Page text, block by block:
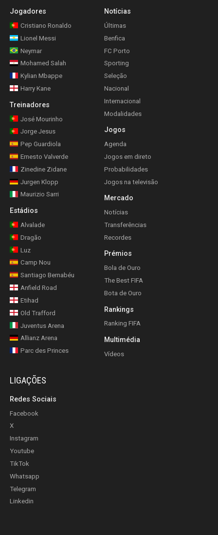
Jogadores
Cristiano Ronaldo
Lionel Messi
Neymar
Mohamed Salah
Kylian Mbappe
Harry Kane
Treinadores
José Mourinho
Jorge Jesus
Pep Guardiola
Ernesto Valverde
Zinedine Zidane
Jurgen Klopp
Maurizio Sarri
Estádios
Alvalade
Dragão
Luz
Camp Nou
Santiago Bernabéu
Anfield Road
Etihad
Old Trafford
Juventus Arena
Allianz Arena
Parc des Princes
Notícias
Últimas
Benfica
FC Porto
Sporting
Seleção
Nacional
Internacional
Modalidades
Jogos
Agenda
Jogos em direto
Probabilidades
Jogos na televisão
Mercado
Notícias
Transferências
Recordes
Prémios
Bola de Ouro
The Best FIFA
Bota de Ouro
Rankings
Ranking FIFA
Multimédia
Vídeos
LIGAÇÕES
Redes Sociais
Facebook
X
Instagram
Youtube
TikTok
Whatsapp
Telegram
Linkedin